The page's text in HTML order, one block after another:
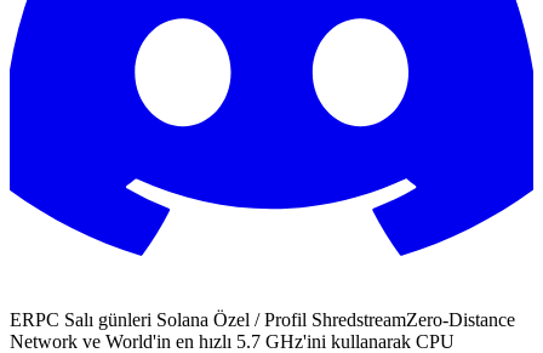
ERPC Salı günleri Solana Özel / Profil ShredstreamZero-Distance
Network ve World'in en hızlı 5.7 GHz'ini kullanarak CPU